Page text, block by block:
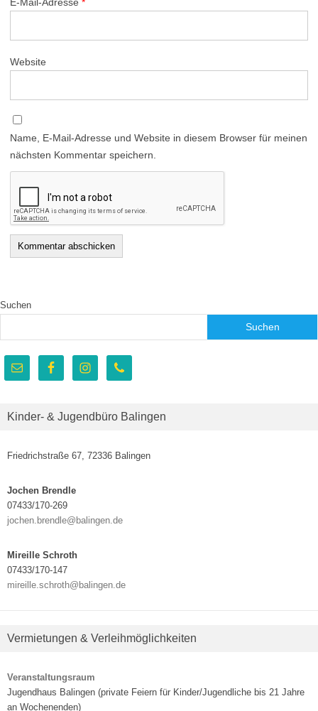
Website
Name, E-Mail-Adresse und Website in diesem Browser für meinen
nächsten Kommentar speichern.
Suchen
Suchen
Kinder- & Jugendbüro Balingen
Friedrichstraße 67, 72336 Balingen
Jochen Brendle
07433/170-269
jochen.brendle@balingen.de
Mireille Schroth
07433/170-147
mireille.schroth@balingen.de
Vermietungen & Verleihmöglichkeiten
Veranstaltungsraum
Jugendhaus Balingen (private Feiern für Kinder/Jugendliche bis 21 Jahre
an Wochenenden)